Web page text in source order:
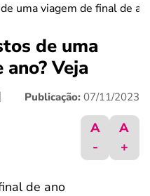
uma viagem de final de
de uma
Veja
Publicação: 07/11/2023
A
-
A
+
de ano